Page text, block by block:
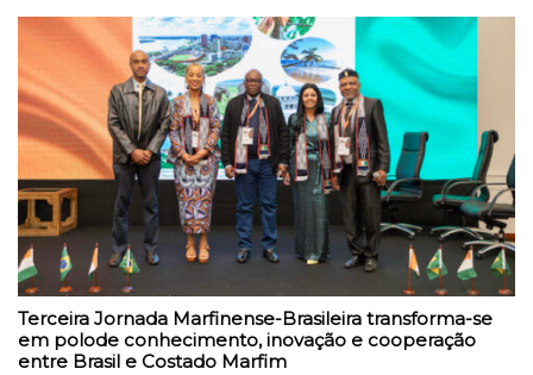
Terceira Jornada Marfinense-Brasileira transforma-se
em polode conhecimento, inovação e cooperação
entre Brasil e Costado Marfim